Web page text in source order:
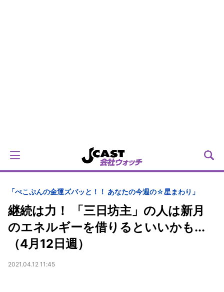
「ぺこぷんの金運ズバッと！！ あなたの今週の☆星まわり」
継続は力！ 「三日坊主」の人は新月
のエネルギーを借りるといいかも...
（4月12日週）
2021.04.12 11:45